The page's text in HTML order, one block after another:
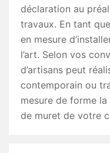
déclaration au
travaux. En tant
en mesure
l’art. Selon vos
d’artisans peut
contemporain ou
mesure de forme
de muret de votre